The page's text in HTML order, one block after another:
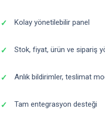
Kolay yönetilebilir panel
Stok, fiyat, ürün ve sipariş
Anlık bildirimler, teslimat
Tam entegrasyon desteği